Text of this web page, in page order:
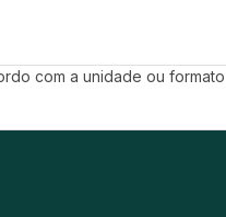
com a unidade ou